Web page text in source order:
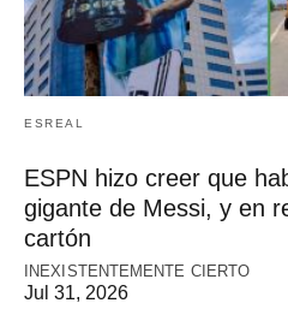
ESREAL
ESPN hizo creer que
gigante de Messi, y en
cartón
INEXISTENTEMENTE CIERTO
Jul 31, 2026